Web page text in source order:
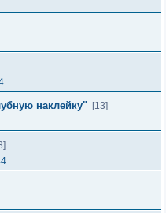
наклейку" [13]